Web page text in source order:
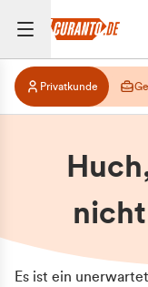
Privatkunde
Es ist ein